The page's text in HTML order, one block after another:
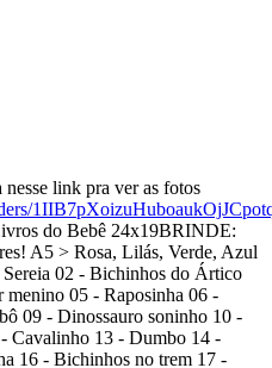
link pra ver as fotos
do Bebê 24x19BRINDE:
A5 > Rosa, Lilás, Verde, Azul
02 - Bichinhos do Ártico
05 - Raposinha 06 -
09 - Dinossauro soninho 10 -
Cavalinho 13 - Dumbo 14 -
16 - Bichinhos no trem 17 -